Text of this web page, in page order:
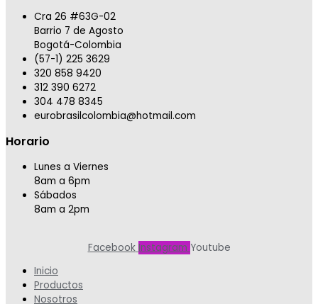
Cra 26 #63G-02
Barrio 7 de Agosto
Bogotá-Colombia
(57-1) 225 3629
320 858 9420
312 390 6272
304 478 8345
eurobrasilcolombia@hotmail.com
Horario
Lunes a Viernes
8am a 6pm
Sábados
8am a 2pm
Facebook Instagram Youtube
Inicio
Productos
Nosotros